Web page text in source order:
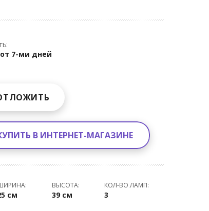
7-ми дней
В ИНТЕРНЕТ-МАГАЗИНЕ
см
ВЫСОТА:
39 см
КОЛ-ВО ЛАМП:
3